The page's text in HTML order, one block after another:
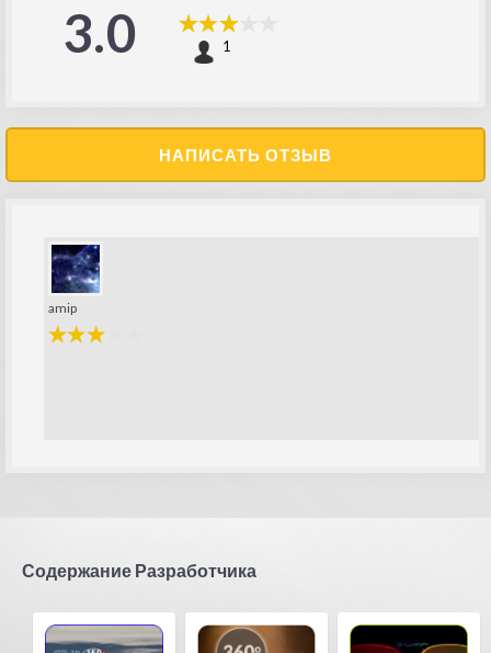
3.0 1
НАПИСАТЬ ОТЗЫВ
amip
Содержание Разработчика